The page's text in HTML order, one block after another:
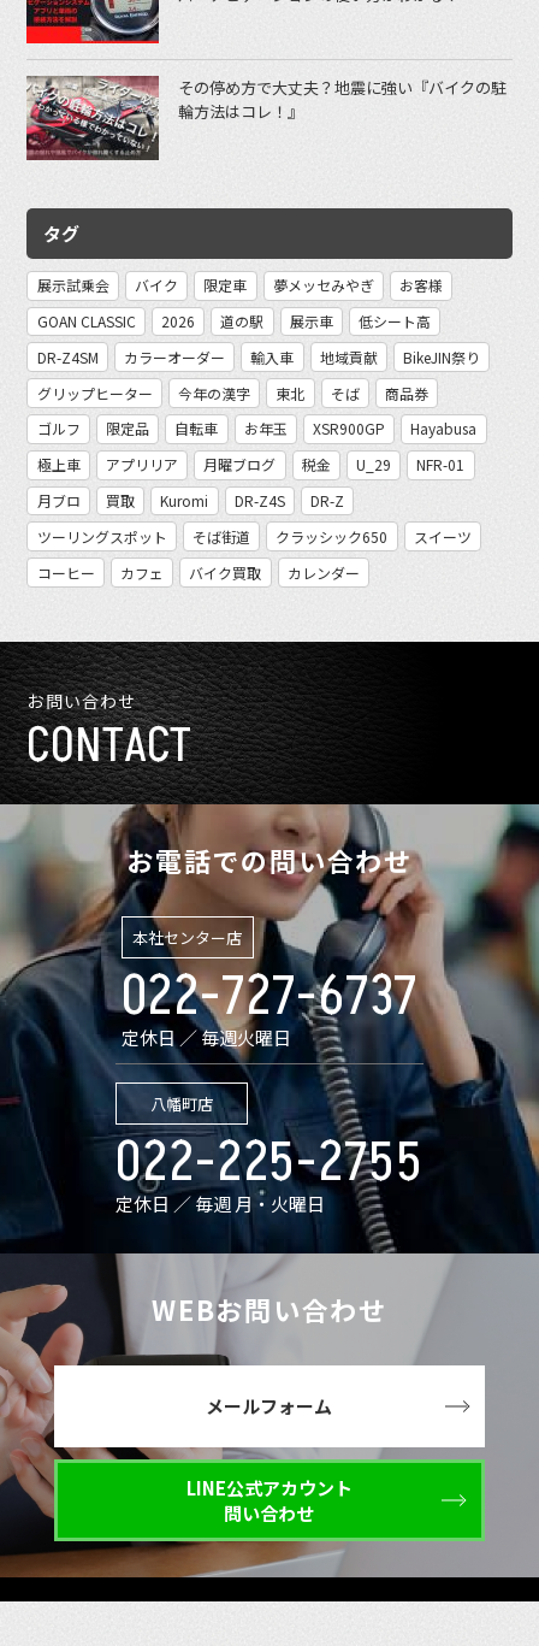
その停め方で大丈夫？地震に強い『バイクの駐
輪方法はコレ！』
タグ
展示試乗会 バイク 限定車 夢メッセみやぎ
お客様
GOAN CLASSIC
2026 道の駅 展示車
低シート高
DR-Z4SM
カラーオーダー 輸入車 地域貢献
BikeJIN祭り
グリップヒーター
今年の漢字 東北 そば
商品券
ゴルフ
限定品 自転車 お年玉 XSR900GP
Hayabusa
極上車
アプリリア 月曜ブログ 税金 U_29
NFR-01
月ブロ
買取 Kuromi DR-Z4S
DR-Z
ツーリングスポット
そば街道 クラッシック650
スイーツ
コーヒー
カフェ バイク買取 カレンダー
お問い合わせ
CONTACT
お電話での問い合わせ
本社センター店
022-727-6737
定休日 ／ 毎週火曜日
八幡町店
022-225-2755
定休日 ／ 毎週 月・火曜日
WEBお問い合わせ
メールフォーム
LINE公式アカウント
問い合わせ